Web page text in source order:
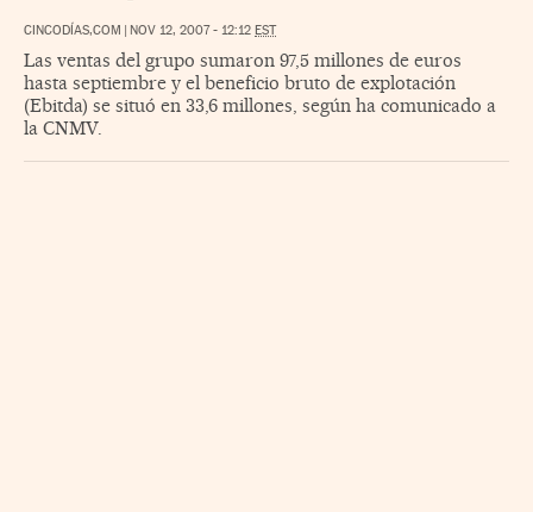
CINCODÍAS,COM | NOV 12, 2007 - 12:12 EST
Las ventas del grupo sumaron 97,5 millones de euros
hasta septiembre y el beneficio bruto de explotación
(Ebitda) se situó en 33,6 millones, según ha comunicado a
la CNMV.